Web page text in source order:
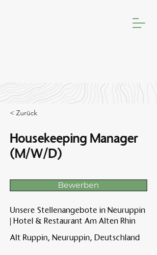
< Zurück
Housekeeping Manager
(M/W/D)
Bewerben
Unsere Stellenangebote in Neuruppin
| Hotel & Restaurant Am Alten Rhin
Alt Ruppin, Neuruppin, Deutschland